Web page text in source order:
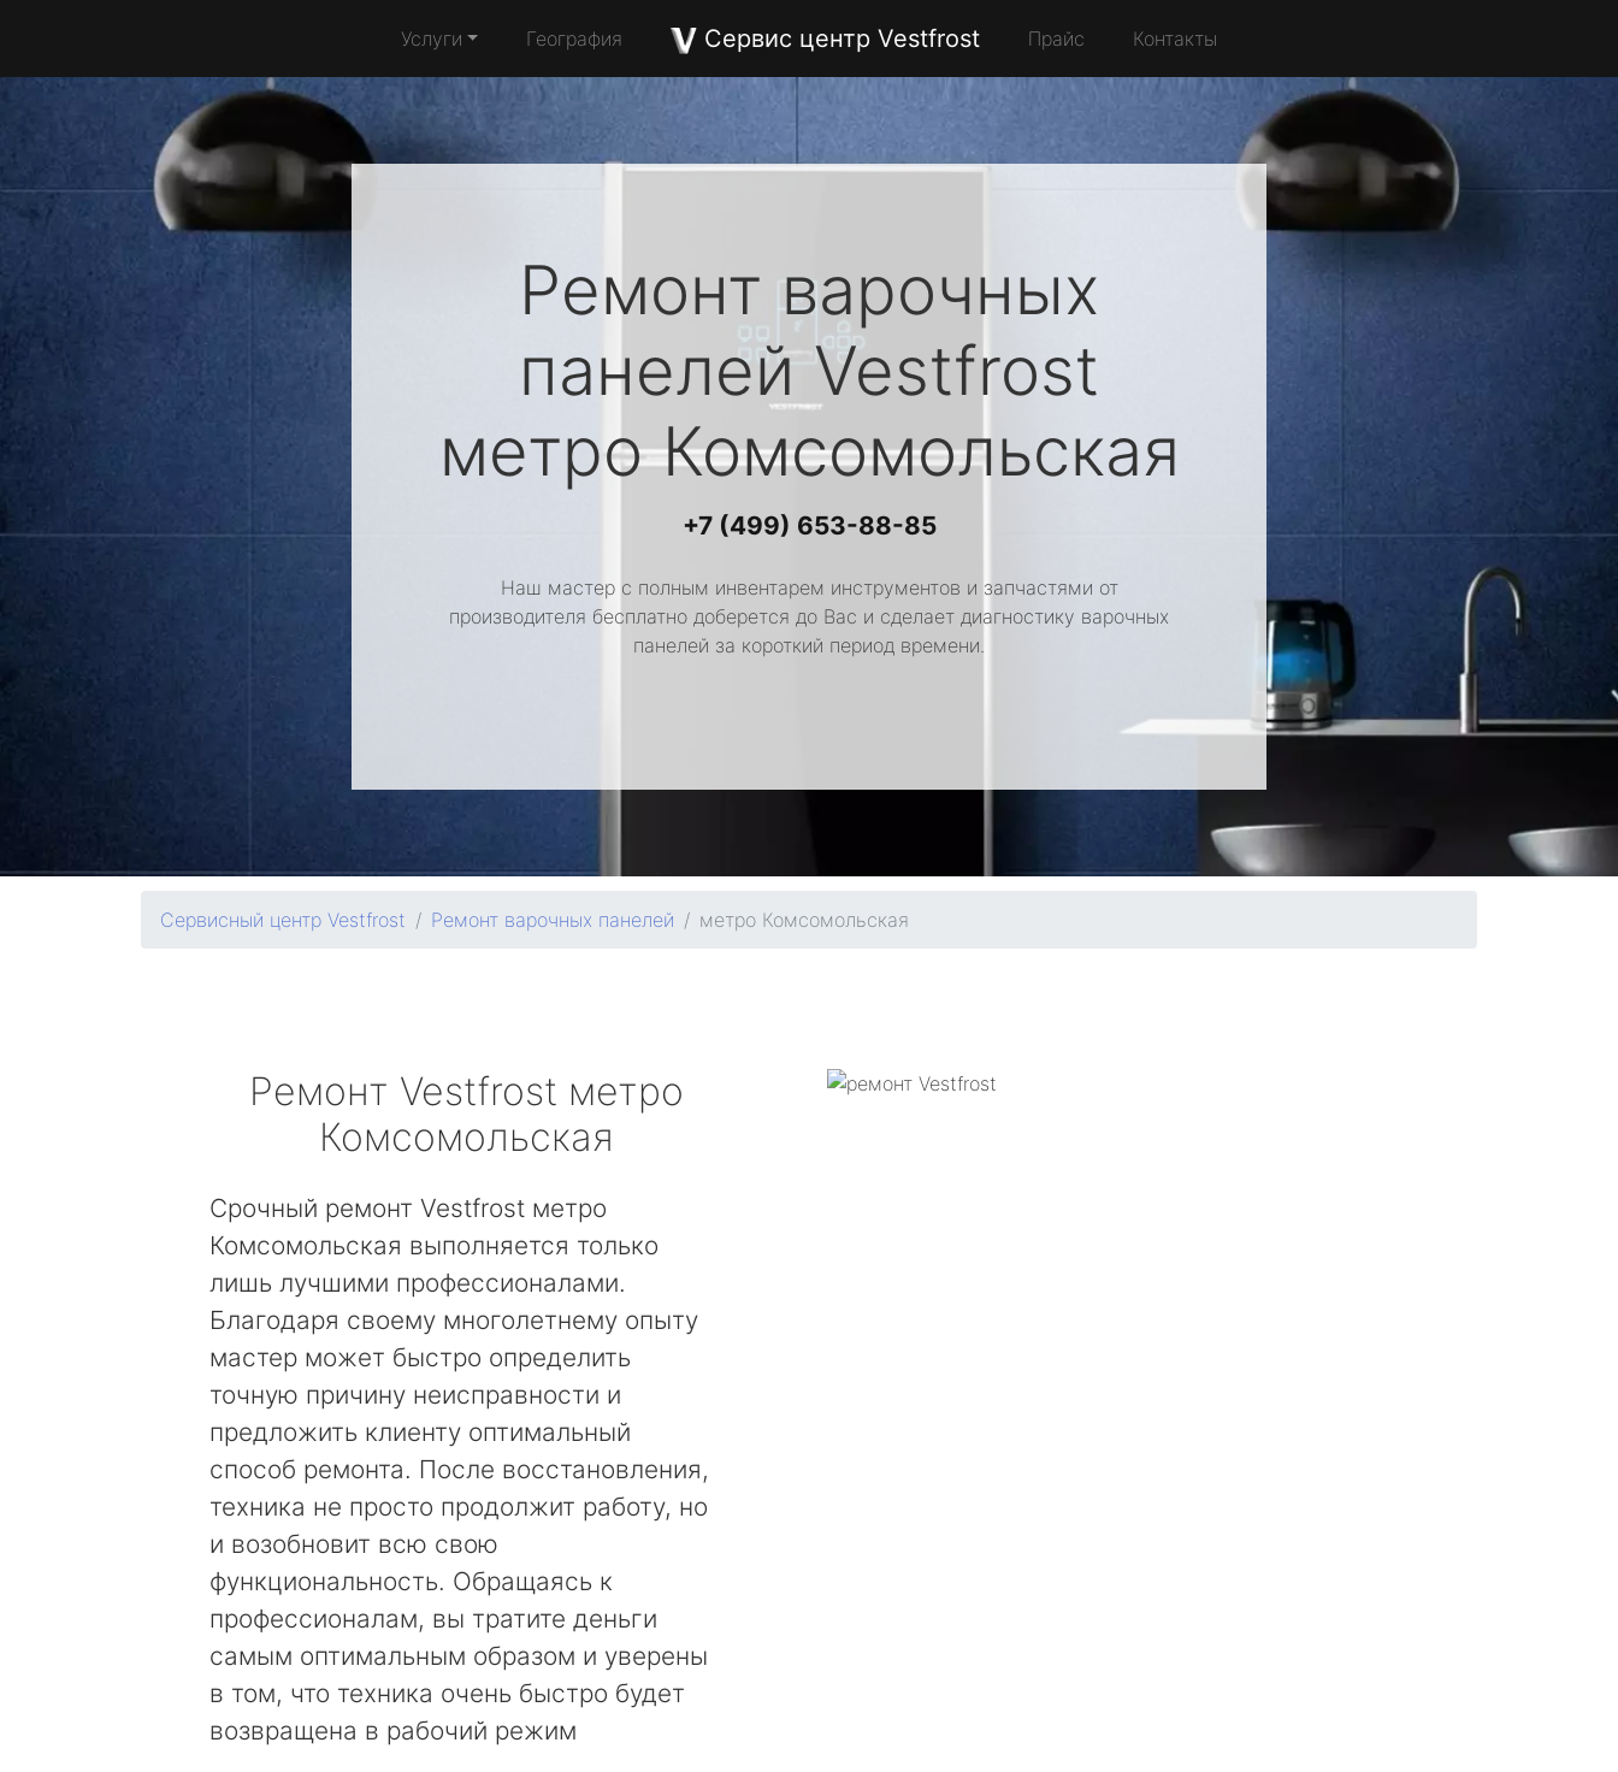
Услуги География Сервис центр Vestfrost Прайс Контакты
Ремонт варочных
панелей Vestfrost
метро Комсомольская
+7 (499) 653-88-85
Наш мастер с полным инвентарем инструментов и запчастями от
производителя бесплатно доберется до Вас и сделает диагностику варочных
панелей за короткий период времени.
Сервисный центр Vestfrost Ремонт варочных панелей метро Комсомольская
Ремонт Vestfrost метро
Комсомольская
Срочный ремонт Vestfrost метро
Комсомольская выполняется только
лишь лучшими профессионалами.
Благодаря своему многолетнему опыту
мастер может быстро определить
точную причину неисправности и
предложить клиенту оптимальный
способ ремонта. После восстановления,
техника не просто продолжит работу, но
и возобновит всю свою
функциональность. Обращаясь к
профессионалам, вы тратите деньги
самым оптимальным образом и уверены
в том, что техника очень быстро будет
возвращена в рабочий режим